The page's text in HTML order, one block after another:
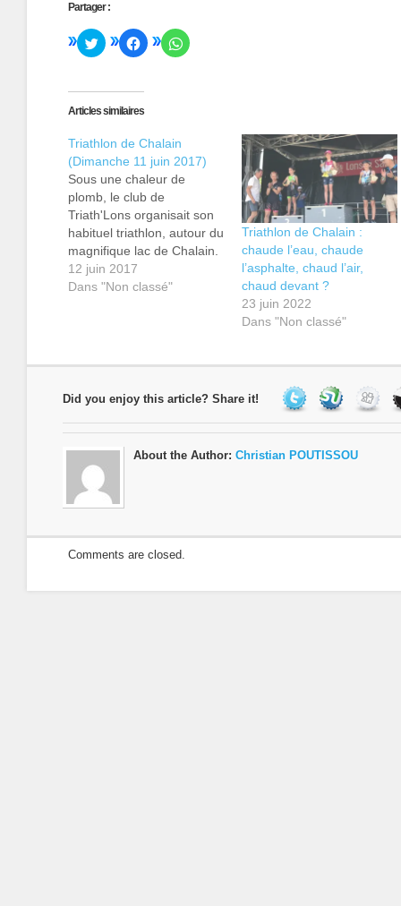
Partager :
Cliquez
pour
partager
dans
une
nouvelle
Cliquez
pour
partager
dans
nouvelle
Cliquez
pour
Articles similaires
Triathlon de Chalain
(Dimanche 11 juin 2017)
Sous une chaleur de
plomb, le club de
Triath'Lons organisait son
habituel triathlon, autour du
magnifique lac de Chalain.
Pendant que certains se
doraient la pilule
se sacrifiaient, corps et
du club, en affrontant…
12 juin 2017
Dans "Non classé"
Triathlon de Chalain :
chaude l’eau, chaude
l’asphalte, chaud l’air,
chaud devant ?
23 juin 2022
Dans "Non classé"
Did you enjoy this article? Share it!
About the Author: Christian POUTISSOU
Comments are closed.